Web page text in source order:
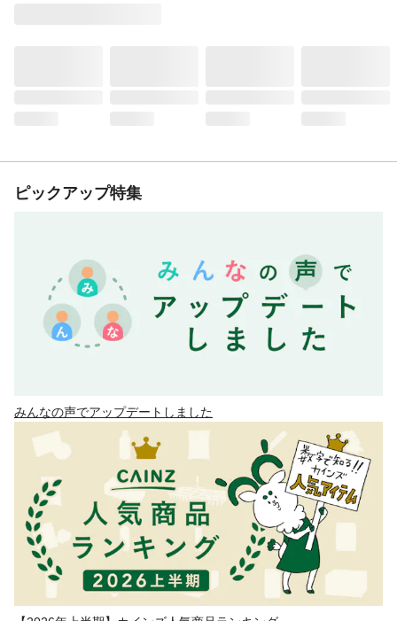
ピックアップ特集
みんなの声でアップデートしました